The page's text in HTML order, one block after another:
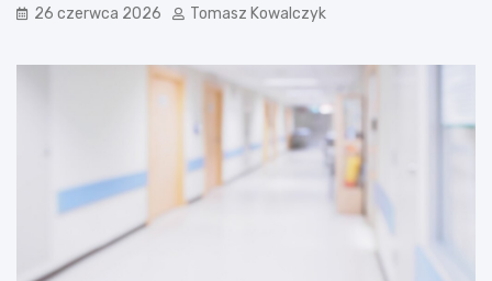
26 czerwca 2026 Tomasz Kowalczyk